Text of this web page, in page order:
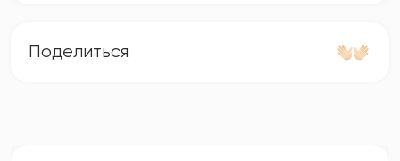
Поделиться